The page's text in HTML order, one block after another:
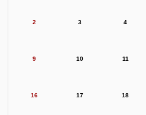
2 3 4
9 10 11
16 17 18